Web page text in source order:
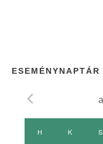
ESEMÉNYNAPTÁR
EH K S